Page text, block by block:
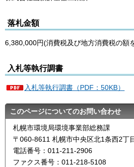
落札金額
6,380,000円(消費税及び地方消費税の額
入札等執行調書
入札等執行調書（PDF：50KB）
このページについてのお問い合わせ
札幌市環境局環境事業部総務課
〒060-8611 札幌市中央区北1条西2丁
電話番号：011-211-2906
ファクス番号：011-218-5108